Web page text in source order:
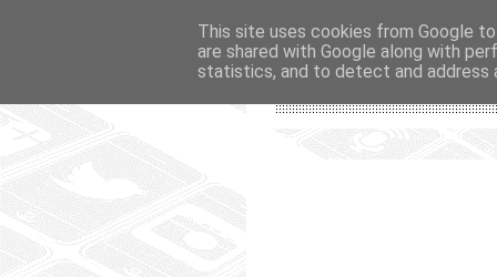
This site uses cookies from Google
are shared with Google along with
statistics, and to detect and address